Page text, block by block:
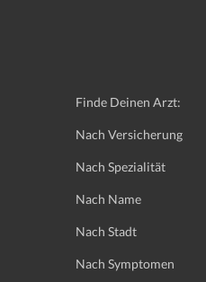
Finde Deinen Arzt:
Nach Versicherung
Nach Spezialität
Nach Name
Nach Stadt
Nach Symptomen